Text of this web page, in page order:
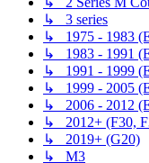
↳ 3 series
↳ 1975 - 1983
↳ 1983 - 1991
↳ 1991 - 1999
↳ 1999 - 2005
↳ 2006 - 2012
↳ 2012+ (F30,
↳ 2019+ (G20)
↳ M3